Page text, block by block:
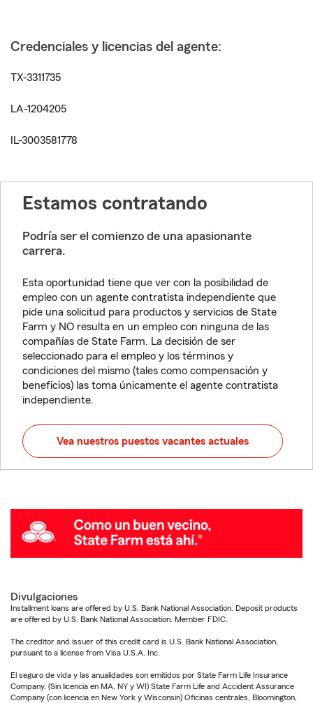
Credenciales y licencias del agente:
TX-3311735
LA-1204205
IL-3003581778
Estamos contratando
Podría ser el comienzo de una apasionante
carrera.
Esta oportunidad tiene que ver con la posibilidad de
empleo con un agente contratista independiente que
pide una solicitud para productos y servicios de State
Farm y NO resulta en un empleo con ninguna de las
compañías de State Farm. La decisión de ser
seleccionado para el empleo y los términos y
condiciones del mismo (tales como compensación y
beneficios) las toma únicamente el agente contratista
independiente.
Vea nuestros puestos vacantes actuales
Divulgaciones
Installment loans are offered by U.S. Bank National Association. Deposit products
are offered by U.S. Bank National Association. Member FDIC.
The creditor and issuer of this credit card is U.S. Bank National Association,
pursuant to a license from Visa U.S.A. Inc.
El seguro de vida y las anualidades son emitidos por State Farm Life Insurance
Company. (Sin licencia en MA, NY y WI) State Farm Life and Accident Assurance
Company (con licencia en New York y Wisconsin) Oficinas centrales, Bloomington,